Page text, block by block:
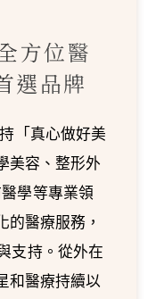
方位醫
選品牌
「真心做好美
美容、整形外
學等專業領
的醫療服務，
支持。從外在
和醫療持續以